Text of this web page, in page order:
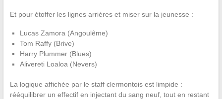
Et pour étoffer les lignes arrières et miser sur la jeunesse :
Lucas Zamora (Angoulême)
Tom Raffy (Brive)
Harry Plummer (Blues)
Alivereti Loaloa (Nevers)
La logique affichée par le staff clermontois est limpide :
rééquilibrer un effectif en injectant du sang neuf, tout en restant